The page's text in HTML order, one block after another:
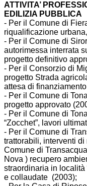
ATTIVITA’
EDILIZIA PUBBLICA
- Per il Comune di
riqualificazione
- Per il Comune di
autorimessa interrata
progetto definitivo
- Per il Consorzio di
progetto Strada
attesa di
- Per il Comune di
progetto approvato
- Per il Comune di
“Zocchet”, lavori
- Per il Comune di
trattorabili, interventi di
Comune di
Nova ) recupero
straordinaria in località
e collaudate (2003);